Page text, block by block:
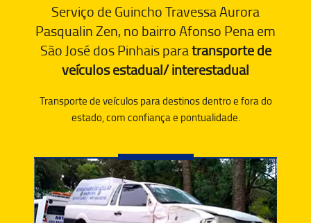
Serviço de Guincho Travessa Aurora
Pasqualin Zen, no bairro Afonso Pena em
São José dos Pinhais paratransporte de
veículos estadual/ interestadual
Transporte de veículos para destinos dentro e fora do
estado, com confiança e pontualidade.